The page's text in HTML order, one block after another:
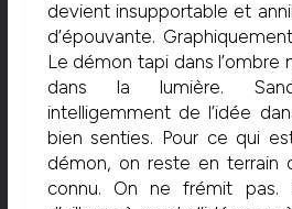
devient insupportable et
d’épouvante.
Le démon tapi dans
dans la lumière.
intelligemment de l’idée
bien senties. Pour ce qui
démon, on reste en terrain
connu. On ne frémit pas.